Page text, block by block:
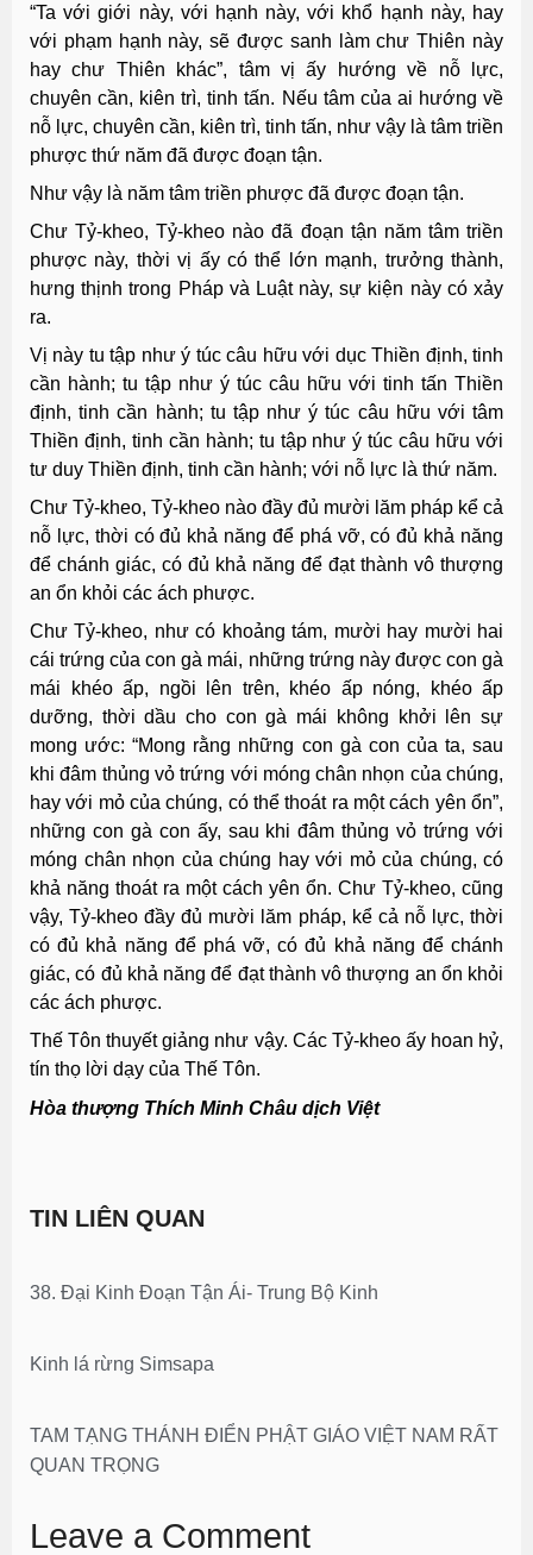
“Ta với giới này, với hạnh này, với khổ hạnh này, hay
với phạm hạnh này, sẽ được sanh làm chư Thiên này
hay chư Thiên khác”, tâm vị ấy hướng về nỗ lực,
chuyên cần, kiên trì, tinh tấn. Nếu tâm của ai hướng về
nỗ lực, chuyên cần, kiên trì, tinh tấn, như vậy là tâm triền
phược thứ năm đã được đoạn tận.
Như vậy là năm tâm triền phược đã được đoạn tận.
Chư Tỷ-kheo, Tỷ-kheo nào đã đoạn tận năm tâm triền
phược này, thời vị ấy có thể lớn mạnh, trưởng thành,
hưng thịnh trong Pháp và Luật này, sự kiện này có xảy
ra.
Vị này tu tập như ý túc câu hữu với dục Thiền định, tinh
cần hành; tu tập như ý túc câu hữu với tinh tấn Thiền
định, tinh cần hành; tu tập như ý túc câu hữu với tâm
Thiền định, tinh cần hành; tu tập như ý túc câu hữu với
tư duy Thiền định, tinh cần hành; với nỗ lực là thứ năm.
Chư Tỷ-kheo, Tỷ-kheo nào đầy đủ mười lăm pháp kể cả
nỗ lực, thời có đủ khả năng để phá vỡ, có đủ khả năng
để chánh giác, có đủ khả năng để đạt thành vô thượng
an ổn khỏi các ách phược.
Chư Tỷ-kheo, như có khoảng tám, mười hay mười hai
cái trứng của con gà mái, những trứng này được con gà
mái khéo ấp, ngồi lên trên, khéo ấp nóng, khéo ấp
dưỡng, thời dầu cho con gà mái không khởi lên sự
mong ước: “Mong rằng những con gà con của ta, sau
khi đâm thủng vỏ trứng với móng chân nhọn của chúng,
hay với mỏ của chúng, có thể thoát ra một cách yên ổn”,
những con gà con ấy, sau khi đâm thủng vỏ trứng với
móng chân nhọn của chúng hay với mỏ của chúng, có
khả năng thoát ra một cách yên ổn. Chư Tỷ-kheo, cũng
vậy, Tỷ-kheo đầy đủ mười lăm pháp, kể cả nỗ lực, thời
có đủ khả năng để phá vỡ, có đủ khả năng để chánh
giác, có đủ khả năng để đạt thành vô thượng an ổn khỏi
các ách phược.
Thế Tôn thuyết giảng như vậy. Các Tỷ-kheo ấy hoan hỷ,
tín thọ lời dạy của Thế Tôn.
Hòa thượng Thích Minh Châu dịch Việt
TIN LIÊN QUAN
38. Đại Kinh Đoạn Tận Ái- Trung Bộ Kinh
Kinh lá rừng Simsapa
TAM TẠNG THÁNH ĐIỂN PHẬT GIÁO VIỆT NAM RẤT
QUAN TRỌNG
Leave a Comment